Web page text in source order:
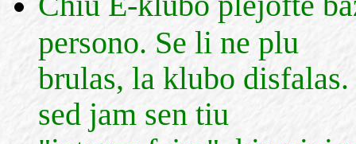
persono. Se li ne plu
brulas, la klubo
sed jam sen tiu